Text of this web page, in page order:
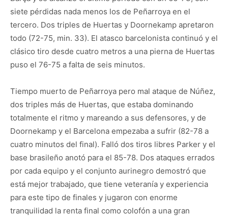
siete pérdidas nada menos los de Peñarroya en el
tercero. Dos triples de Huertas y Doornekamp apretaron
todo (72-75, min. 33). El atasco barcelonista continuó y el
clásico tiro desde cuatro metros a una pierna de Huertas
puso el 76-75 a falta de seis minutos.
Tiempo muerto de Peñarroya pero mal ataque de Núñez,
dos triples más de Huertas, que estaba dominando
totalmente el ritmo y mareando a sus defensores, y de
Doornekamp y el Barcelona empezaba a sufrir (82-78 a
cuatro minutos del final). Falló dos tiros libres Parker y el
base brasileño anotó para el 85-78. Dos ataques errados
por cada equipo y el conjunto aurinegro demostró que
está mejor trabajado, que tiene veteranía y experiencia
para este tipo de finales y jugaron con enorme
tranquilidad la renta final como colofón a una gran